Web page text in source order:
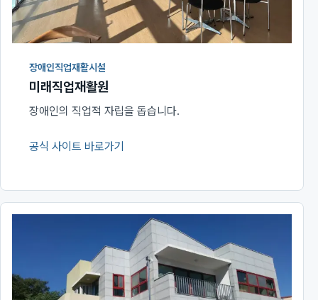
장애인직업재활시설
미래직업재활원
장애인의 직업적 자립을 돕습니다.
공식 사이트 바로가기
(새 창에서 열림)